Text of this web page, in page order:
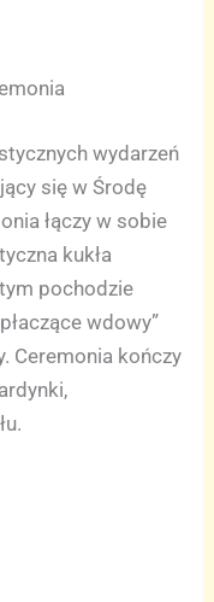
wydarzeń
się w Środę
łączy w sobie
kukła
pochodzie
wdowy”
Ceremonia kończy